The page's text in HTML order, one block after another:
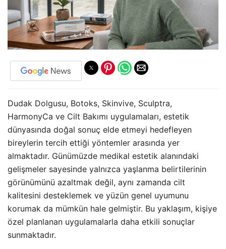
Dudak Dolgusu, Botoks, Skinvive, Sculptra,
HarmonyCa ve Cilt Bakımı uygulamaları, estetik
dünyasında doğal sonuç elde etmeyi hedefleyen
bireylerin tercih ettiği yöntemler arasında yer
almaktadır. Günümüzde medikal estetik alanındaki
gelişmeler sayesinde yalnızca yaşlanma belirtilerinin
görünümünü azaltmak değil, aynı zamanda cilt
kalitesini desteklemek ve yüzün genel uyumunu
korumak da mümkün hale gelmiştir. Bu yaklaşım, kişiye
özel planlanan uygulamalarla daha etkili sonuçlar
sunmaktadır.